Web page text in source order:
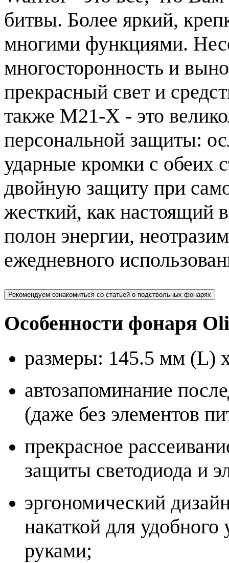
битвы. Более яркий,
многими функциями.
многосторонность и
прекрасный свет и
также M21-X - это
персональной защиты:
ударные кромки с обеих
двойную защиту при
жесткий, как
полон энергии,
ежедневного
Рекомендуем ознакомиться со статьей о подствольных фонарях
Особенности фонаря
размеры: 145.5 мм (L)
автозапоминание
(даже без элементов
прекрасное
защиты светодиода и
эргономический
накаткой для
руками;